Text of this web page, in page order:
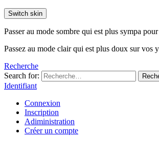
Switch skin
Passer au mode sombre qui est plus sympa
Passez au mode clair qui est plus doux sur vos
Recherche
Search for:
Identifiant
Connexion
Inscription
Adiministration
Créer un compte